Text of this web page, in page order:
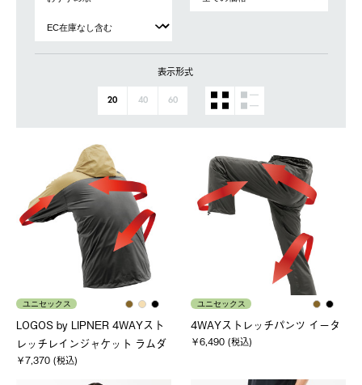
表示形式
20 40 60
ユニセックス
LOGOS by LIPNER 4WAYスト
レッチレインジャケット ラムダ
￥7,370 (税込)
ユニセックス
4WAYストレッチパンツ イータ
￥6,490 (税込)